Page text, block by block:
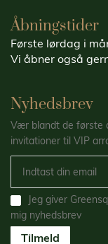
Åbningstider
Første lørdag i
Vi åbner også
Nyhedsbrev
Vær blandt de første
invitationer til VIP
Jeg giver
mig nyhedsbrev
Tilmeld